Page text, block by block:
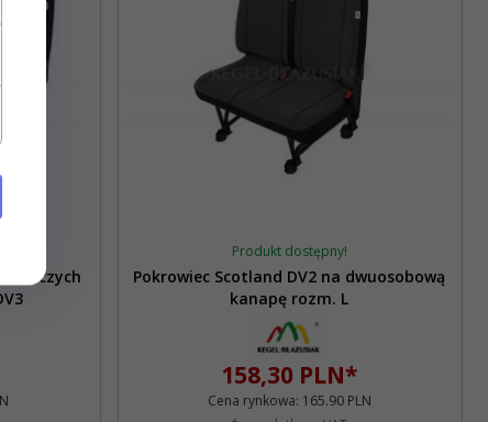
Produkt dostępny!
Pokrowiec Scotland DV2 na dwuosobową
kanapę rozm. L
158,30 PLN*
Cena rynkowa: 165.90 PLN